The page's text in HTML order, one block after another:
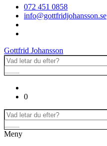
072 451 0858
info@gottfridjohansson.se
Gottfrid Johansson
0
Meny